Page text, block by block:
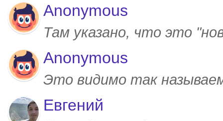
Anonymous
Там указано, что это
Anonymous
Это видимо так
Евгений